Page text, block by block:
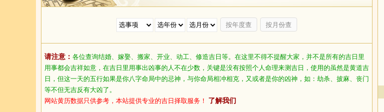
按年度查 按月份查
请注意： 各位查询结婚、嫁娶、搬家、开业、动工、修造吉日等。在这里不得不提醒大家，并不是所有的吉日里
用事都会吉祥如意，在吉日里用事出凶事的人不在少数，关键是没有按照个人命理来测吉日，使用的虽然是黄道吉
日，但这一天的五行如果是你八字命局中的忌神，与你命局相冲相克，又或者是你的凶神，如：劫杀、披麻、丧门
等不但无吉反有大凶了。
网站黄历数据只供参考，本站提供专业的吉日择取服务！ 了解我们